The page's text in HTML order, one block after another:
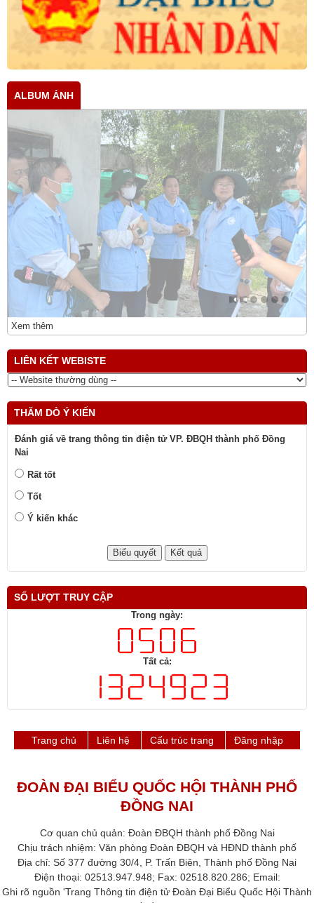
ALBUM ẢNH
LIÊN KẾT WEBISTE
Đánh giá về trang thông tin điện tử VP. ĐBQH thành phố Đồng
Nai
Rất tốt
Tốt
Trong ngày:
Tất cả:
ĐOÀN ĐẠI BIỂU QUỐC HỘI THÀNH PHỐ
Cơ quan chủ quản: Đoàn ĐBQH thành phố Đồng Nai
Chịu trách nhiệm: Văn phòng Đoàn ĐBQH và HĐND thành phố​
Địa chỉ: Số 377 đường 30/4, P. Trấn Biên, Thành phố Đồng Nai
Điện thoại: 02513.947.948; Fax: 02518.820.286​; Email: